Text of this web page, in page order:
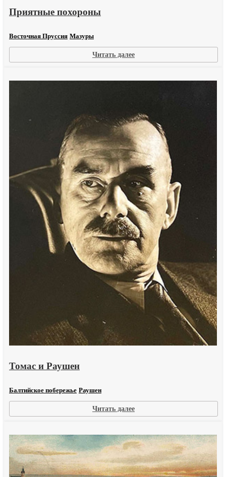
Приятные похороны
Восточная Пруссия Мазуры
Читать далее:
Приятные
Томас и Раушен
Балтийское побережье Раушен
Читать далее:
Томас
Раушен